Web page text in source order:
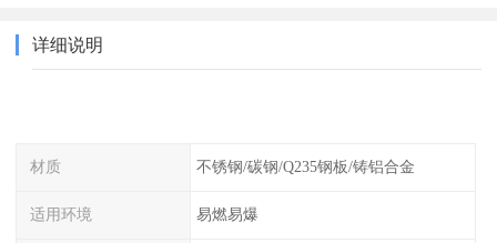
详细说明
材质 不锈钢/碳钢/Q235钢板/铸铝合金
适用环境 易燃易爆